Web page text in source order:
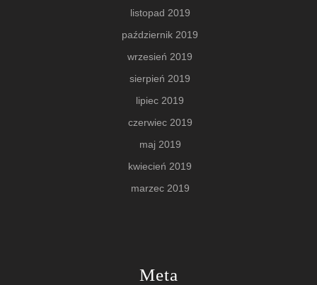
listopad 2019
październik 2019
wrzesień 2019
sierpień 2019
lipiec 2019
czerwiec 2019
maj 2019
kwiecień 2019
marzec 2019
Meta